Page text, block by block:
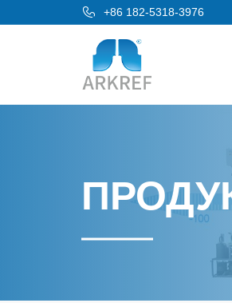
+86 182-5318-3976